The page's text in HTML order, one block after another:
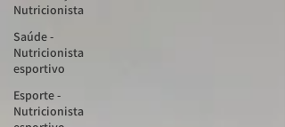
Nutricionista
Saúde -
Nutricionista
esportivo
Esporte -
Nutricionista